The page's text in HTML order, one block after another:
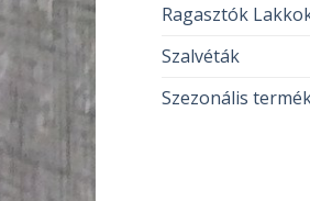
Ragasztók
Szalvéták
Szezonális
KOSÁRBA TESZEM